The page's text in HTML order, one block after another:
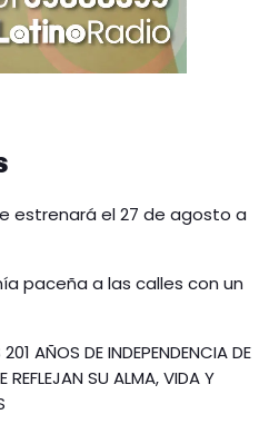
estrenará el 27 de agosto a
paceña a las calles con un
AÑOS DE INDEPENDENCIA DE
SU ALMA, VIDA Y